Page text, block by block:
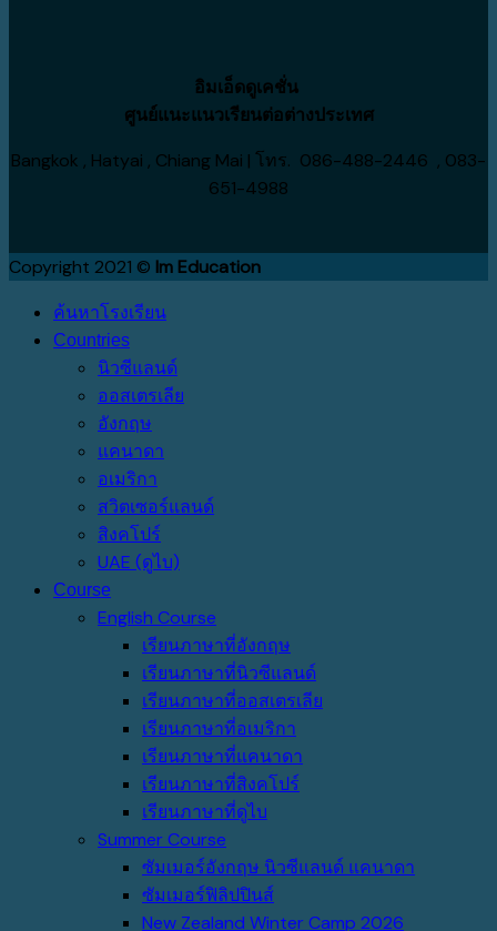
อิมเอ็ดดูเคชั่น
ศูนย์แนะแนวเรียนต่อต่างประเทศ
Bangkok , Hatyai , Chiang Mai | โทร. 086-488-2446 , 083-
651-4988
Copyright 2021 © Im Education
ค้นหาโรงเรียน
Countries
นิวซีแลนด์
ออสเตรเลีย
อังกฤษ
แคนาดา
อเมริกา
สวิตเซอร์แลนด์
สิงคโปร์
UAE (ดูไบ)
Course
English Course
เรียนภาษาที่อังกฤษ
เรียนภาษาที่นิวซีแลนด์
เรียนภาษาที่ออสเตรเลีย
เรียนภาษาที่อเมริกา
เรียนภาษาที่แคนาดา
เรียนภาษาที่สิงคโปร์
เรียนภาษาที่ดูไบ
Summer Course
ซัมเมอร์อังกฤษ นิวซีแลนด์ แคนาดา
ซัมเมอร์ฟิลิปปินส์
New Zealand Winter Camp 2026